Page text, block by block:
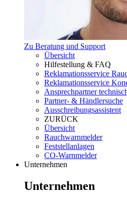
Zu Beratung und Support
Übersicht
Hilfestellung & FAQ
Reklamationsservice
Reklamationsservice
Ansprechpartner
Partner- & Händlersuche
Ausschreibungsassistent
ZURÜCK
Übersicht
Rauchwarnmelder
Feststellanlagen
CO-Warnmelder
Unternehmen
Unternehmen